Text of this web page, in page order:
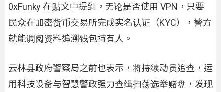
0xFunky 在贴文中提到，无论是否使用 VPN，只要
民众在加密货币交易所完成实名认证（KYC），警方
就能调阅资料追溯钱包持有人。
云林县政府警察局之前也表示，将持续动员追查，运
用科技设备与智慧警政强力查缉扫荡选举赌盘，发现